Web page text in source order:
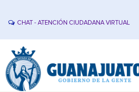
CHAT - ATENCIÓN CIUDADANA VIRTUAL